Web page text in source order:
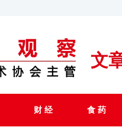
文
财 经 食 药